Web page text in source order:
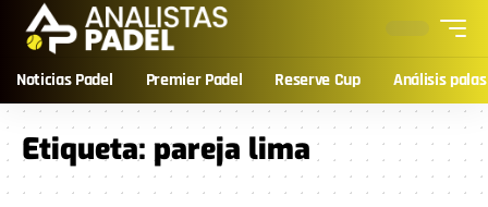
Noticias Padel Premier Padel Reserve Cup Análisis palas
Etiqueta: pareja lima